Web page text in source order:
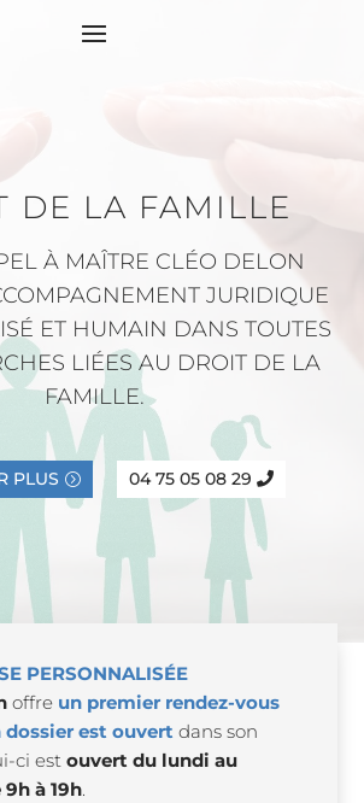
DE LA FAMILLE
À MAÎTRE CLÉO DELON
JURIDIQUE
ET HUMAIN DANS TOUTES
LIÉES AU DROIT DE LA
FAMILLE.
PLUS 04 75 05 08 29
PERSONNALISÉE
offre un premier rendez-vous
est ouvert dans son
ci estouvert du lundi au
à 19h.